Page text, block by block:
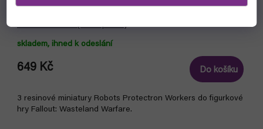
skladem, ihned k odeslání
649 Kč Do košíku
3 resinové miniatury Robots Protectron Workers do figurkové
hry Fallout: Wasteland Warfare.